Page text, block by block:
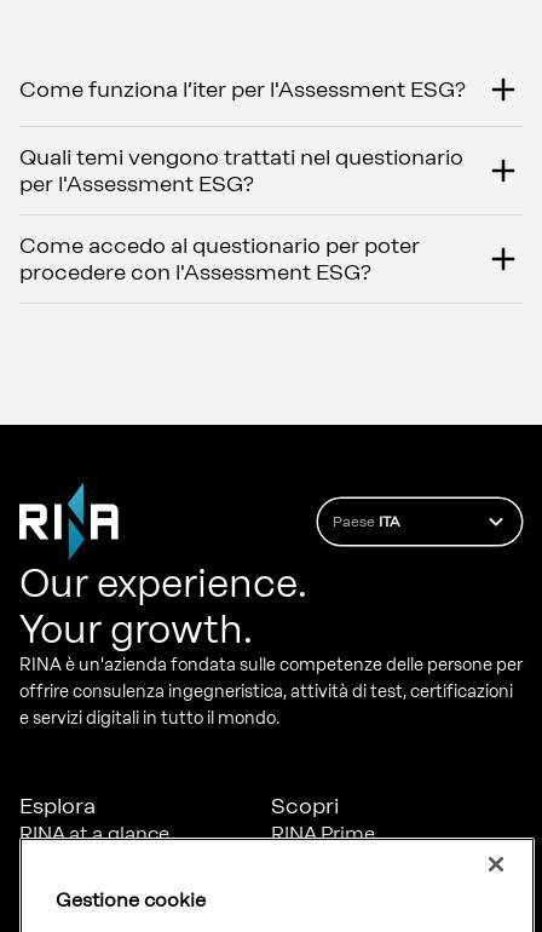
Come funziona l’iter per l'Assessment ESG?
Quali temi vengono trattati nel questionario
per l'Assessment ESG?
Come accedo al questionario per poter
procedere con l'Assessment ESG?
Paese ITA
Our experience.
Your growth.
RINA è un'azienda fondata sulle competenze delle persone per
offrire consulenza ingegneristica, attività di test, certificazioni
e servizi digitali in tutto il mondo.
Esplora
RINA at a glance
inclusione
Scopri
RINA Prime
Gestione cookie